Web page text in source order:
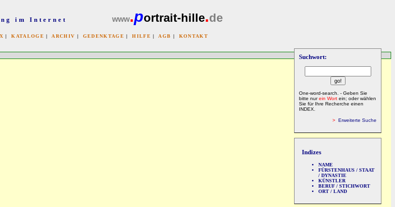
im Internet www.portrait-hille.de
|KATALOGE | ARCHIV | GEDENKTAGE |HILFE | AGB | KONTAKT
Suchwort:
One-word-search. - Geben Sie
bitte nurein Wort ein; oder wählen
Sie für Ihre Recherche einen
INDEX.
> Erweiterte Suche
Indizes
NAME
FÜRSTENHAUS / STAAT
/ DYNASTIE
KÜNSTLER
BERUF / STICHWORT
ORT / LAND